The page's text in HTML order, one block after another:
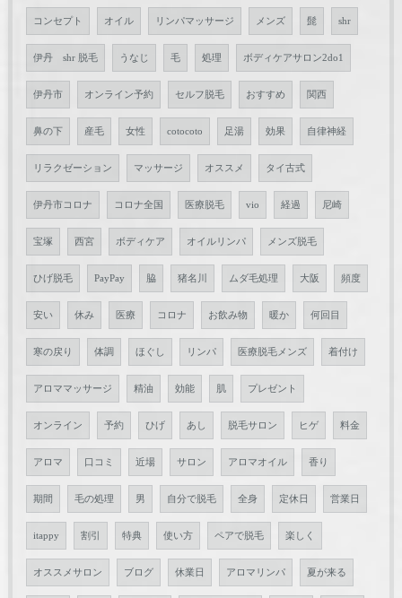
コンセプト オイル リンパマッサージ メンズ 髭 shr
伊丹 shr 脱毛 うなじ 毛 処理 ボディケアサロン2do1
伊丹市 オンライン予約 セルフ脱毛 おすすめ 関西
鼻の下 産毛 女性 cotocoto 足湯 効果 自律神経
リラクゼーション マッサージ オススメ タイ古式
伊丹市コロナ コロナ全国 医療脱毛 vio 経過 尼崎
宝塚 西宮 ボディケア オイルリンパ メンズ脱毛
ひげ脱毛 PayPay 脇 猪名川 ムダ毛処理 大阪 頻度
安い 休み 医療 コロナ お飲み物 暖か 何回目
寒の戻り 体調 ほぐし リンパ 医療脱毛メンズ 着付け
アロママッサージ 精油 効能 肌 プレゼント
オンライン 予約 ひげ あし 脱毛サロン ヒゲ 料金
アロマ 口コミ 近場 サロン アロマオイル 香り
期間 毛の処理 男 自分で脱毛 全身 定休日 営業日
itappy 割引 特典 使い方 ペアで脱毛 楽しく
オススメサロン ブログ 休業日 アロマリンパ 夏が来る